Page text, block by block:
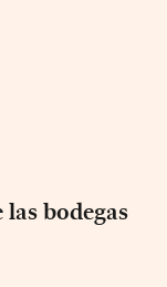
las bodegas